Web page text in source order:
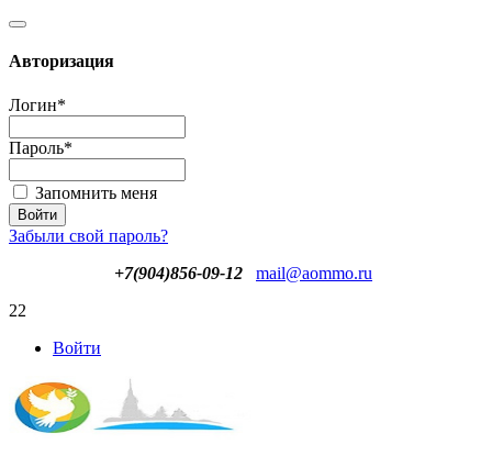
Авторизация
Логин*
Пароль*
Запомнить меня
Забыли свой пароль?
+7(904)856-09-12
mail@aommo.ru
22
Войти